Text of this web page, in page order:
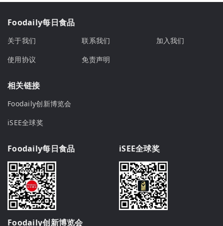
Foodaily每日食品
关于我们 联系我们
加入我们
使用协议
免责声明
相关链接
Foodaily创新博览会
iSEE全球奖
Foodaily每日食品 iSEE全球奖
Foodaily创新博览会